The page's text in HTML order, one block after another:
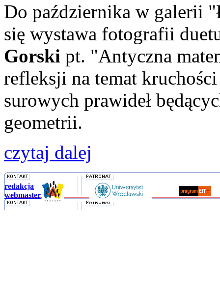
Do października w galerii
się wystawa fotografii
Gorski pt. "Antyczna
refleksji na temat
surowych prawideł
geometrii.
czytaj dalej
redakcja
webmaster